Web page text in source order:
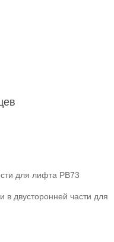
для лифта PB73
в двусторонней части для